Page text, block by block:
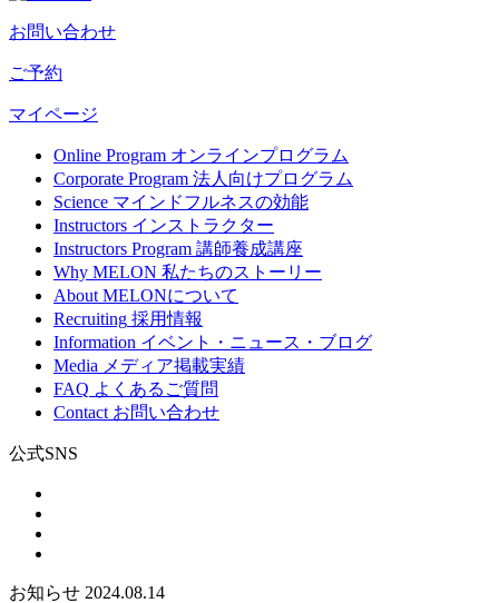
お問い合わせ
ご予約
マイページ
Online Program オンラインプログラム
Corporate Program 法人向けプログラム
Science マインドフルネスの効能
Instructors インストラクター
Instructors Program 講師養成講座
Why MELON 私たちのストーリー
About MELONについて
Recruiting 採用情報
Information イベント・ニュース・ブログ
Media メディア掲載実績
FAQ よくあるご質問
Contact お問い合わせ
公式SNS
お知らせ 2024.08.14